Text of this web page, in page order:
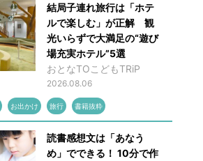
結局子連れ旅行は「ホテ
ルで楽しむ」が正解 観
光いらずで大満足の“遊び
場充実ホテル”5選
おとなTOこどもTRiP
2026.08.06
お出かけ 旅行 書籍抜粋
読書感想文は「あなう
め」でできる！ 10分で作